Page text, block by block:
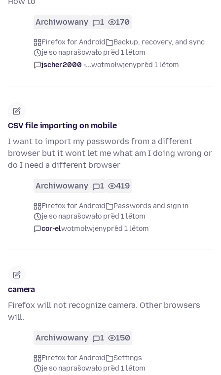
Archiwowany 1 170
Firefox for Android
Backup, recovery, and sync
je so naprašowało před 1 lětom
jscher2000 -...wotmołwjenypřed 1 lětom
CSV file importing on mobile
I want to import my passwords from a different
browser but it wont let me what am I doing wrong or
do I need a different browser
Archiwowany 1 419
Firefox for Android
Passwords and sign in
je so naprašowało před 1 lětom
cor-elwotmołwjenypřed 1 lětom
camera
Firefox will not recognize camera. Other browsers
will.
Archiwowany 1 150
Firefox for Android
Settings
je so naprašowało před 1 lětom